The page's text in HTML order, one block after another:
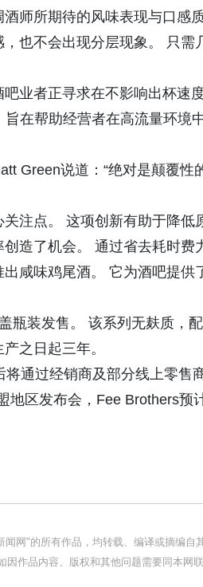
师所期待的风味表现与口感
也不会出现分层现象。 只
业者正寻求在不影响出杯速
在帮助经营者在高流量环境
Green说道：“绝对是颠覆
注点。 这项创新有助于降
造了机会。 通过省去耗时
咸味鸡尾酒。 它为酒吧提
瓶装发售。 该系列无麸质，
之日起三年。
通过经销商及部分线上零售
地区发布会，Fee Brothers
闻网"的所有作品，均转载、编译或摘编自
因作品内容、版权和其他问题需要同本网